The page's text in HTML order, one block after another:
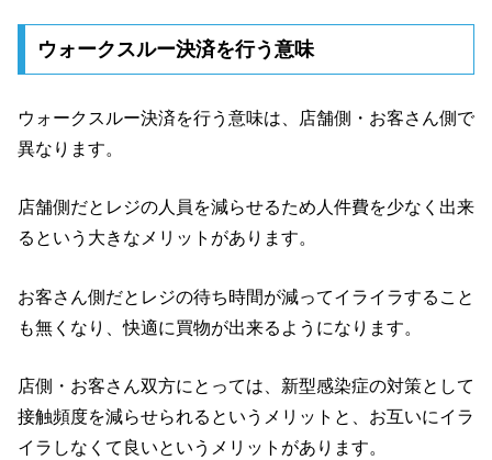
ウォークスルー決済を行う意味
ウォークスルー決済を行う意味は、店舗側・お客さん側で
異なります。
店舗側だとレジの人員を減らせるため人件費を少なく出来
るという大きなメリットがあります。
お客さん側だとレジの待ち時間が減ってイライラすること
も無くなり、快適に買物が出来るようになります。
店側・お客さん双方にとっては、新型感染症の対策として
接触頻度を減らせられるというメリットと、お互いにイラ
イラしなくて良いというメリットがあります。